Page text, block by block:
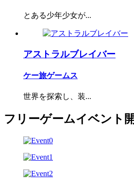
とある少年少女が...
アストラルブレイバー
ケー旅ゲームス
世界を探索し、装...
フリーゲームイベント